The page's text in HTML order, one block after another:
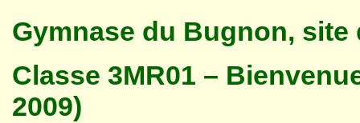
Gymnase du Bugnon, site
Classe 3MR01 –
2009)